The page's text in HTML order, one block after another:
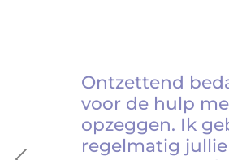
Ontzettend
voor de hulp
opzeggen. Ik
regelmatig jullie